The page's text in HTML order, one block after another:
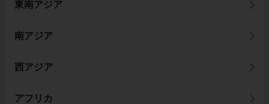
東南アジア
南アジア
西アジア
アフリカ